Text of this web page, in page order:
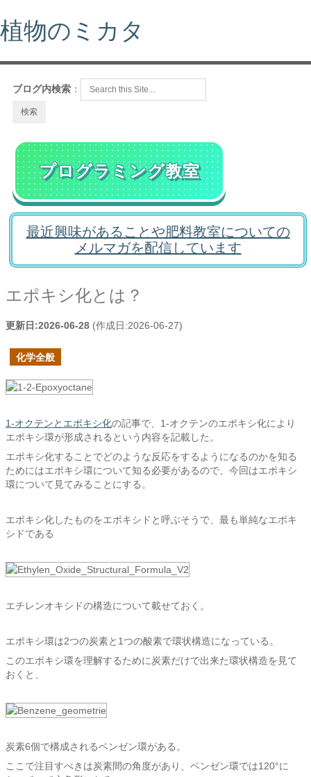
植物のミカタ
ブログ内検索 ：
プログラミング教室
最近興味があることや肥料教室についての
メルマガを配信しています
エポキシ化とは？
更新日:2026-06-28 (作成日:2026-06-27)
化学全般
1-オクテンとエポキシ化の記事で、1-オクテンのエポキシ化により
エポキシ環が形成されるという内容を記載した。
エポキシ化することでどのような反応をするようになるのかを知る
ためにはエポキシ環について知る必要があるので、今回はエポキシ
環について見てみることにする。
エポキシ化したものをエポキシドと呼ぶそうで、最も単純なエポキ
シドである
エチレンオキシドの構造について載せておく。
エポキシ環は2つの炭素と1つの酸素で環状構造になっている。
このエポキシ環を理解するために炭素だけで出来た環状構造を見て
おくと、
炭素6個で構成されるベンゼン環がある。
ここで注目すべきは炭素間の角度があり、ベンゼン環では120°に